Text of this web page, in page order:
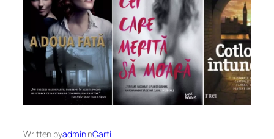
Written byadmininCarti